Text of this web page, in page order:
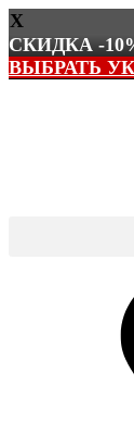
X
СКИДКА -
ВЫБРАТЬ